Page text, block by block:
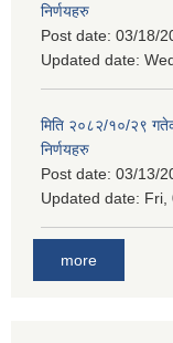
निर्णयहरु
Post date: 03/18/
Updated date:
मिति २०८२/१०/२९
निर्णयहरु
Post date: 03/13/
Updated date: Fri,
more